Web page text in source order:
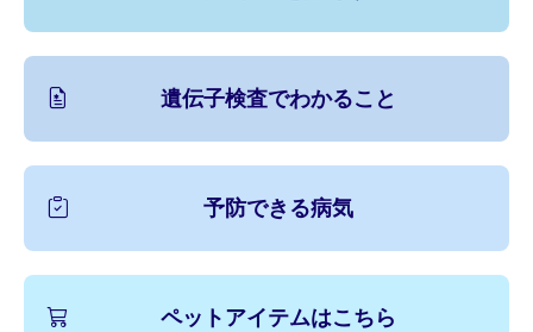
遺伝子検査でわかること
予防できる病気
ペットアイテムはこちら